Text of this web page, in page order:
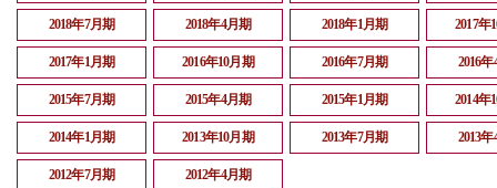
2018年7月期 2018年4月期 2018年1月期 2017年
2017年1月期 2016年10月期 2016年7月期 2016
2015年7月期 2015年4月期 2015年1月期 2014年
2014年1月期 2013年10月期 2013年7月期 2013
2012年7月期 2012年4月期